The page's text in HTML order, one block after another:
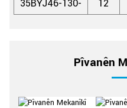
35BYJ46-130-
12
Pîvanên